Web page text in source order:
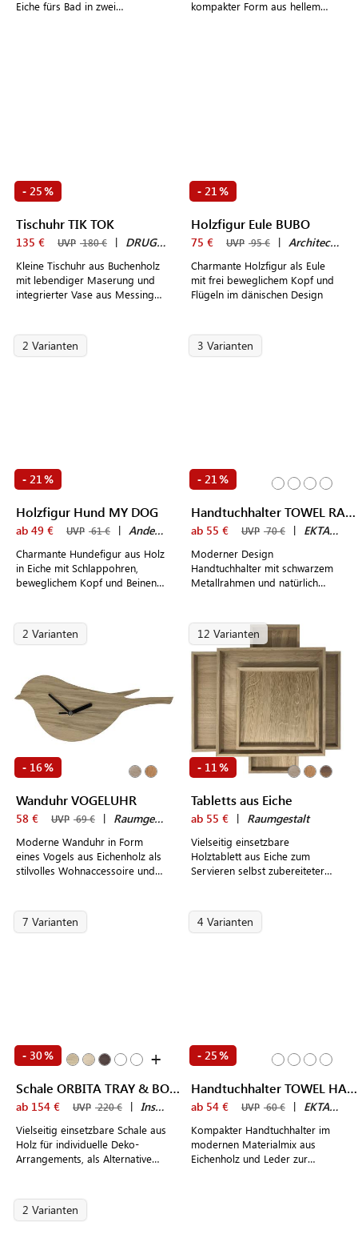
Eiche fürs Bad in zwei
kompakter Form aus hellem
- 25 %
Tischuhr TIK TOK
135 € UVP 180 € | DRUGEOT MANUFACTURE
Kleine Tischuhr aus Buchenholz
mit lebendiger Maserung und
integrierter Vase aus Messing
- 21 %
Holzfigur Eule BUBO
75 € UVP 95 € | Architectmade
Charmante Holzfigur als Eule
mit frei beweglichem Kopf und
Flügeln im dänischen Design
2 Varianten
- 21 %
Holzfigur Hund MY DOG
ab 49 € UVP 61 € | Andersen Furniture
Charmante Hundefigur aus Holz
in Eiche mit Schlappohren,
beweglichem Kopf und Beinen -
3 Varianten
- 21 %
Handtuchhalter TOWEL RACK
ab 55 € UVP 70 € | EKTA Living
Moderner Design
Handtuchhalter mit schwarzem
Metallrahmen und natürlich
2 Varianten
- 16%
Wanduhr VOGELUHR
58 € UVP 69 € | Raumgestalt
Moderne Wanduhr in Form
eines Vogels aus Eichenholz als
stilvolles Wohnaccessoire und
12 Varianten
- 11 %
Tabletts aus Eiche
ab 55 € | Raumgestalt
Vielseitig einsetzbare
Holztablett aus Eiche zum
Servieren selbst zubereiteter
Dekorarrangements
7 Varianten
- 30% +
Schale ORBITA TRAY & BOWL
ab 154 € UVP 220 € | Insan
Vielseitig einsetzbare Schale aus
Holz für individuelle Deko-
Arrangements, als Alternative
4 Varianten
- 25 %
Handtuchhalter TOWEL HANGER
ab 54 € UVP 60 € | EKTA Living
Kompakter Handtuchhalter im
modernen Materialmix aus
Eichenholz und Leder zur
2 Varianten